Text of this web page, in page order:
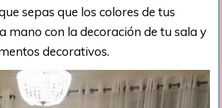
sepas que los colores de tus
mano con la decoración de tu sala y
decorativos.